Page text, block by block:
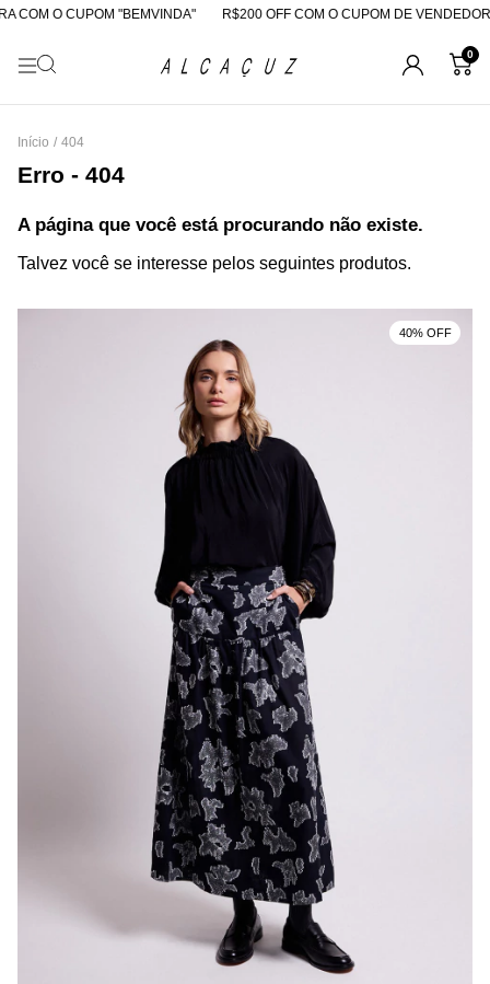
COM O CUPOM "BEMVINDA" R$200 OFF COM O CUPOM DE VENDEDORA
0
Início / 404
Erro - 404
A página que você está procurando não existe.
Talvez você se interesse pelos seguintes produtos.
40% OFF